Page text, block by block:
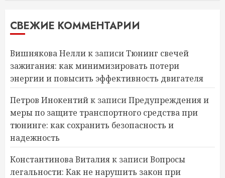
СВЕЖИЕ КОММЕНТАРИИ
Вишнякова Неллик записиТюнинг свечей
зажигания: как минимизировать потери
энергии и повысить эффективность двигателя
Петров Инокентийк записиПредупреждения и
меры по защите транспортного средства при
тюнинге: как сохранить безопасность и
надежность
Константинова Виталияк записиВопросы
легальности: Как не нарушить закон при